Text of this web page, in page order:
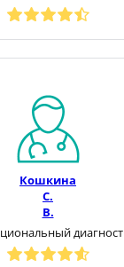
Кошкина
С.
В.
диагност